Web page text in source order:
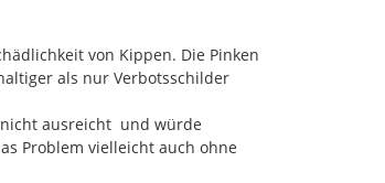
von Kippen. Die Pinken
als nur Verbotsschilder
ausreicht  und würde
Problem vielleicht auch ohne